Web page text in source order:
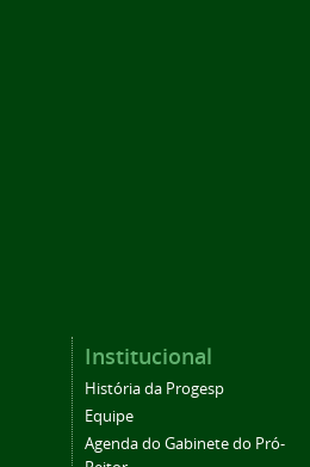
Institucional
História da Progesp
Equipe
Agenda do Gabinete do Pró-